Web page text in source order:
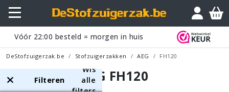
Vóór 22:00 besteld = morgen in huis
DeStofzuigerzak.be Stofzuigerzakken AEG FH120
AEG FH120
Filteren
Wis
alle